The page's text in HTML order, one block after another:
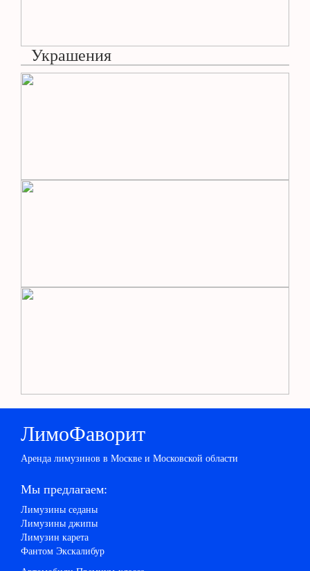
Украшения
ЛимоФаворит
Аренда лимузинов в Москве и Московской области
Мы предлагаем:
Лимузины седаны
Лимузины джипы
Лимузин карета
Фантом Экскалибур